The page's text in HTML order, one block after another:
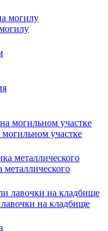
участке
на кладбище